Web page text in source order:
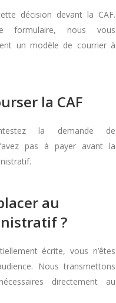
décision devant la CAF.
formulaire, nous vous
un modèle de courrier à
la CAF
la demande de
pas à payer avant la
au
?
écrite, vous n’êtes
Nous transmettons
directement au